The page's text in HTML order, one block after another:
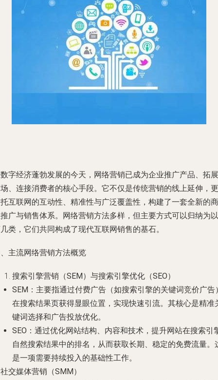
字经济蓬勃发展的今天，网络营销已成为企业推广产品、拓展
、连接消费者的核心手段。它不仅是传统营销的线上延伸，更
互联网的互动性、精准性与广泛覆盖性，构建了一套全新的商
广与销售体系。网络营销方法多样，但主要方式可以归纳为以
类，它们共同构成了现代互联网销售的基石。
主流网络营销方法概览
搜索引擎营销（SEM）与搜索引擎优化（SEO）
SEM ：主要指通过付费广告（如搜索引擎的关键词竞价广告
在搜索结果页获得显眼位置，实现快速引流。其核心是精准
键词选择和广告投放优化。
SEO ：通过优化网站结构、内容和技术，提升网站在搜索引
自然搜索结果中的排名，从而获取长期、稳定的免费流量。
是一项需要持续投入的基础性工作。
社交媒体营销（SMM）